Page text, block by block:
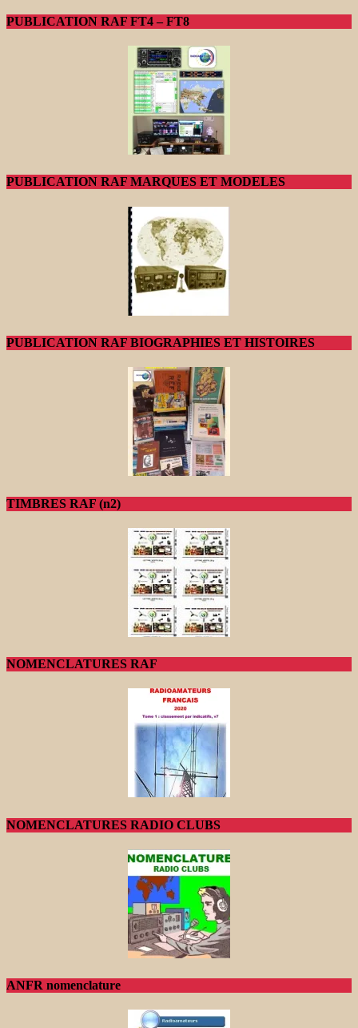
PUBLICATION RAF FT4 – FT8
PUBLICATION RAF MARQUES ET MODELES
PUBLICATION RAF BIOGRAPHIES ET HISTOIRES
TIMBRES RAF (n2)
NOMENCLATURES RAF
NOMENCLATURES RADIO CLUBS
ANFR nomenclature